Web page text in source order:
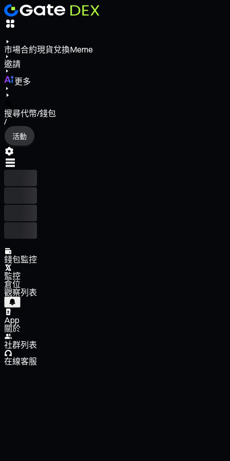
市場合約現貨兌換Meme
邀請
更多
搜尋代幣/錢包
/
活動
錢包監控
監控
倉位
觀察列表
App
關於
社群列表
在線客服